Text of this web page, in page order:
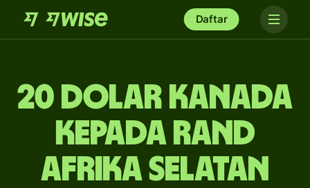
Daftar
20 dolar Kanada
kepada rand
Afrika Selatan